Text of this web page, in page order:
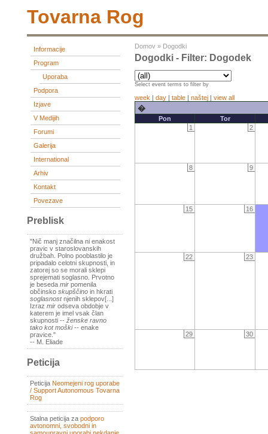
Tovarna Rog
Informacije
Program
Uporaba
Podpora
Izjave
V Medijih
Forumi
Galerija
International
Arhiv
Kontakt
Povezave
Preblisk
"Nič manj značilna ni enakost
pravic v staroslovanskih
družbah. Polno pooblastilo je
pripadalo celotni skupnosti, in
zatorej so se morali sklepi
sprejemati soglasno. Prvotno
je beseda mir pomenila
občinsko skupščino in hkrati
soglasnostnjenih sklepov[...]
Izraz mir odseva obdobje v
katerem je imel vsak član
skupnosti -- ženske ravno
tako kot moški-- enake
pravice."
-- M. Eliade
Peticija
Peticija Neomejeni rog uporabe
/ Support Autonomous Tovarna
Rog
Stalna peticija za podporo
avtonomni, svobodni in
Domov » Dogodki
Dogodki - Filter: Dogodek
Select event terms to filter by
week | day | table | naštej | view all
�
Pon
Tor
1
2
8 9
15 16
22 23
29 30